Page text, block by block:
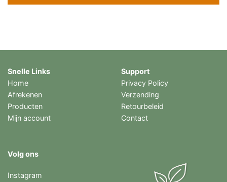
Snelle Links
Home
Afrekenen
Producten
Mijn account
Support
Privacy Policy
Verzending
Retourbeleid
Contact
Volg ons
Instagram